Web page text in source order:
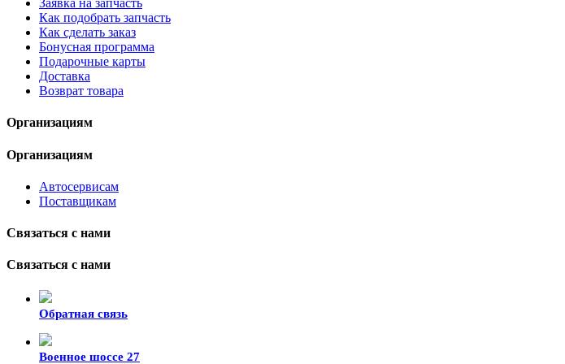
Заявка на запчасть
Как подобрать запчасть
Как сделать заказ
Бонусная программа
Подарочные карты
Доставка
Возврат товара
Организациям
Организациям
Автосервисам
Поставщикам
Связаться с нами
Связаться с нами
Обратная связь
Военное шоссе 27